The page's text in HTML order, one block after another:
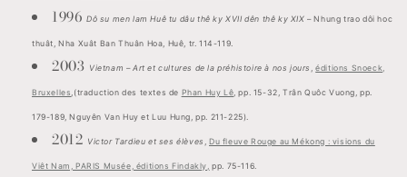
1996 Dô su men lam Huê tu dâu thê ky XVII dên thê ky XIX – Nhung trao dôi hoc
thuât, Nha Xuât Ban Thuân Hoa, Huê, tr. 114-119.
2003 Vietnam – Art et cultures de la préhistoire à nos jours ,éditions Snoeck,
Bruxelles ,(traduction des textes de Phan Huy Lê, pp. 15-32, Trân Quôc Vuong, pp.
179-189, Nguyên Van Huy et Luu Hung, pp. 211-225).
2012 Victor Tardieu et ses élèves , Du fleuve Rouge au Mékong : visions du
Viêt Nam, PARIS Musée, éditions Findakly, pp. 75-116.